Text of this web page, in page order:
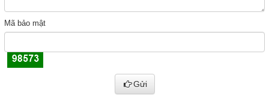
Mã bảo mật
Gửi